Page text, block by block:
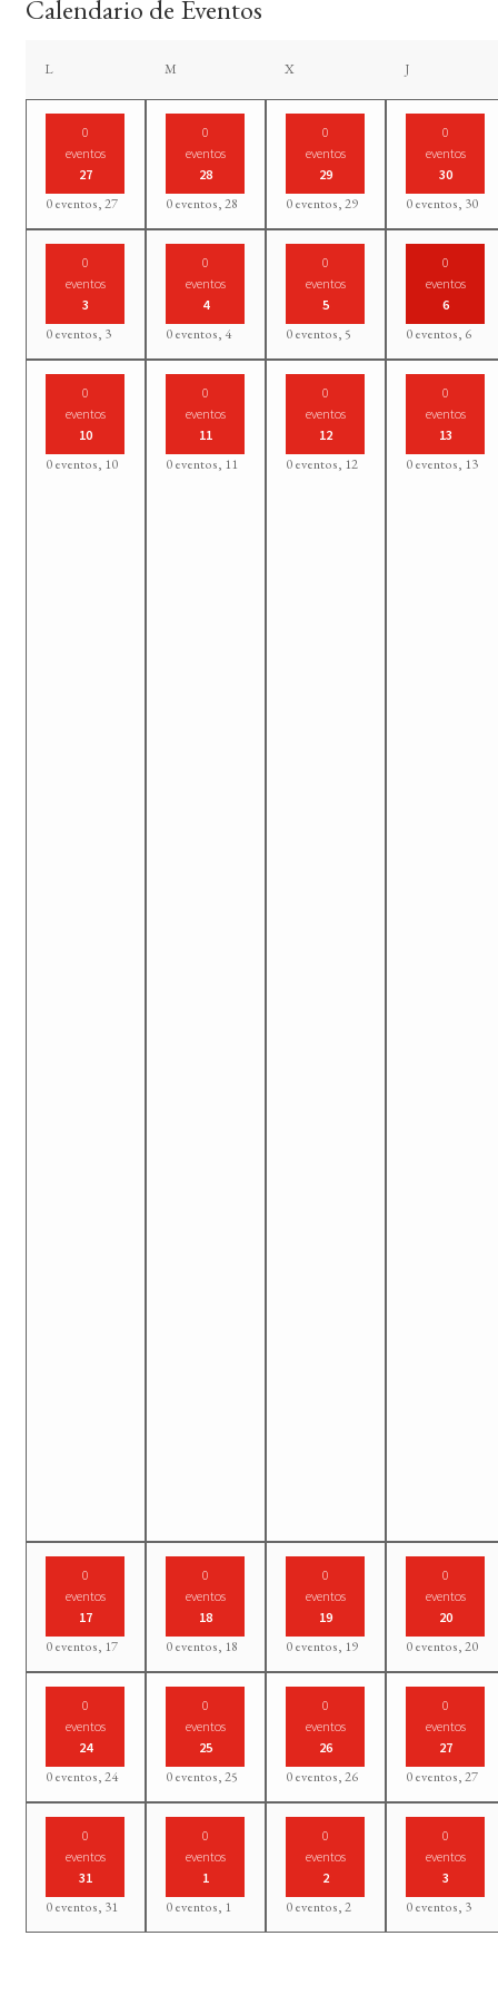
Calendario de Eventos
Llunes Mmartes Xmiércoles Jjueves
0
eventos
27
0 eventos,27
0
eventos
28
0 eventos,28
0
eventos
29
0 eventos,29
0
eventos
30
0 eventos, 30
0
eventos
3
0 eventos, 3
0
eventos
4
0 eventos, 4
0
eventos
5
0 eventos,5
0
eventos
6
0 eventos, 6
0
eventos
10
0 eventos, 10
0
eventos
11
0 eventos, 11
0
eventos
12
0 eventos, 12
0
eventos
13
0 eventos, 13
0
eventos
17
0 eventos, 17
0
eventos
18
0 eventos, 18
0
eventos
19
0 eventos, 19
0
eventos
20
0 eventos,20
0
eventos
24
0 eventos,24
0
eventos
25
0 eventos,25
0
eventos
26
0 eventos,26
0
eventos
27
0 eventos,27
0
eventos
31
0 eventos, 31
0
eventos
1
0 eventos, 1
0
eventos
2
0 eventos,2
0
eventos
3
0 eventos, 3